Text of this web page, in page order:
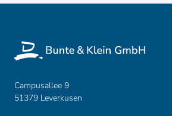
Campusallee 9
51379 Leverkusen